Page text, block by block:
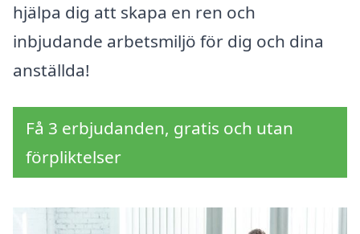
hjälpa dig att skapa en ren och
inbjudande arbetsmiljö för dig och dina
anställda!
Få 3 erbjudanden, gratis och utan
förpliktelser